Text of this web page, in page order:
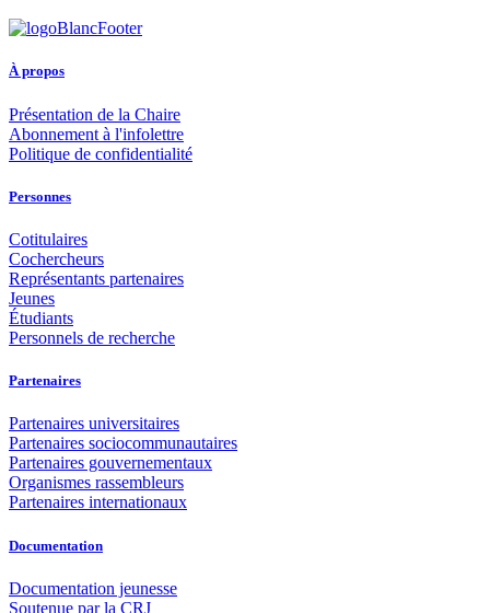
À propos
Présentation de la Chaire
Abonnement à l'infolettre
Politique de confidentialité
Personnes
Cotitulaires
Cochercheurs
Représentants partenaires
Jeunes
Étudiants
Personnels de recherche
Partenaires
Partenaires universitaires
Partenaires sociocommunautaires
Partenaires gouvernementaux
Organismes rassembleurs
Partenaires internationaux
Documentation
Documentation jeunesse
Soutenue par la CRJ